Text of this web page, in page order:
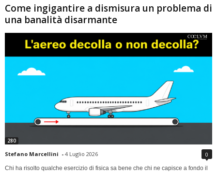
Come ingigantire a dismisura un problema di
una banalità disarmante
280
Stefano Marcellini - 4 Luglio 2026 0
Chi ha risolto qualche esercizio di fisica sa bene che chi ne capisce a fondo il